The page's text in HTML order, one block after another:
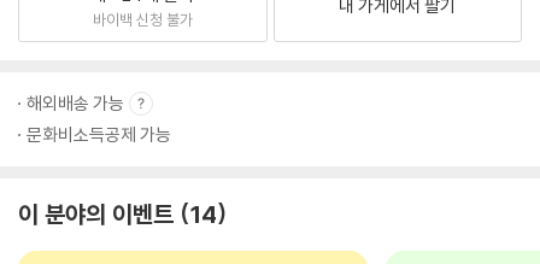
바이백 신청 불가
내 가게에서 팔기
해외배송 가능
문화비소득공제 가능
이 분야의 이벤트 14